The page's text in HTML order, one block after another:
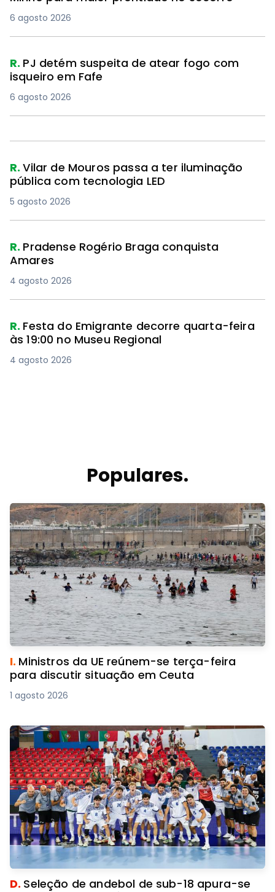
6 agosto 2026
R. PJ detém suspeita de atear fogo com
isqueiro em Fafe
6 agosto 2026
R.Vilar de Mouros passa a ter iluminação
pública com tecnologia LED
5 agosto 2026
R. Pradense Rogério Braga conquista
Amares
4 agosto 2026
R. Festa do Emigrante decorre quarta-feira
às 19:00 no Museu Regional
4 agosto 2026
Populares.
I. Ministros da UE reúnem-se terça-feira
para discutir situação em Ceuta
1 agosto 2026
D. Seleção de andebol de sub-18 apura-se